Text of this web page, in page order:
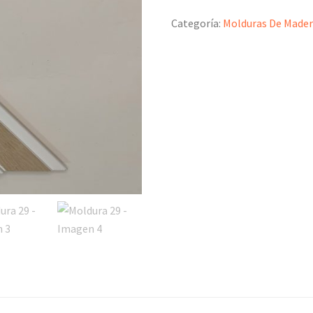
Categoría: Molduras De